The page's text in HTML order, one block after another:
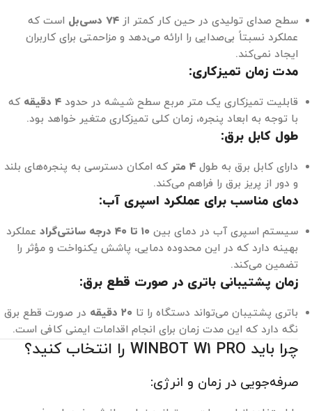
سطح صدای تولیدی در حین کار کمتر از ۷۴ دسی‌بل
است که
عملکرد نسبتاً بی‌صدایی را ارائه می‌دهد و مزاحمتی برای کاربران
ایجاد نمی‌کند.
مدت زمان تمیزکاری:
قابلیت تمیزکاری یک متر مربع سطح شیشه در حدود ۴ دقیقه
که
با توجه به ابعاد پنجره، زمان کلی تمیزکاری متغیر خواهد بود.
طول کابل برق:
دارای کابل برق به طول ۴ متر
که امکان دسترسی به پنجره‌های بلند
و دور از پریز برق را فراهم می‌کند.
دمای مناسب برای عملکرد اسپری آب:
سیستم اسپری آب در دمای بین ۱۰ تا ۴۰ درجه سانتی‌گراد
عملکرد
بهینه دارد که در این محدوده دمایی، پاشش یکنواخت و مؤثر را
تضمین می‌کند.
زمان پشتیبانی باتری در صورت قطع برق:
باتری پشتیبان می‌تواند دستگاه را تا ۲۰ دقیقه
در صورت قطع برق
نگه دارد که این مدت زمان برای انجام اقدامات ایمنی کافی است.
چرا باید WINBOT W1 PRO را انتخاب کنید؟
صرفه‌جویی در زمان و انرژی: